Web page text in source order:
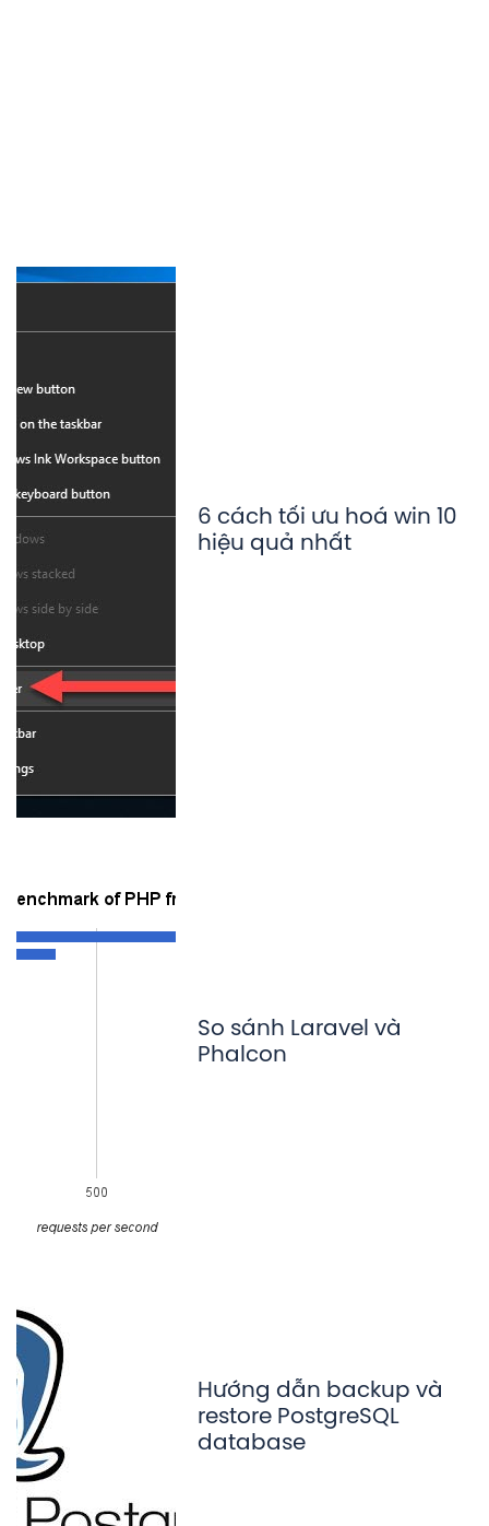
6 cách tối ưu hoá win 10
hiệu quả nhất
So sánh Laravel và
Phalcon
Hướng dẫn backup và
restore PostgreSQL
database